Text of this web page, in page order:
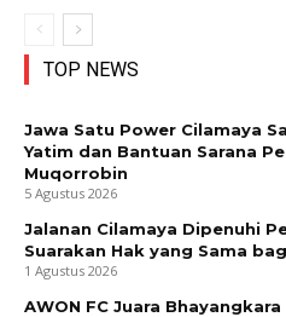
TOP NEWS
Jawa Satu Power Cilamaya
Yatim dan Bantuan Sarana
Muqorrobin
5 Agustus 2026
Jalanan Cilamaya Dipenuhi
Suarakan Hak yang Sama
1 Agustus 2026
AWON FC Juara